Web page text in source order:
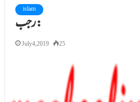
islam
رجب:
July 4, 2019 25